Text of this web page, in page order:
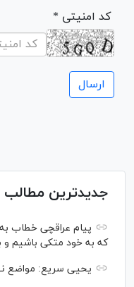
* کد امنیتی
جدیدترین مطالب
پیام عراقچی خطاب
که به خود متکی باشیم و
یحیی سریع: مواضع